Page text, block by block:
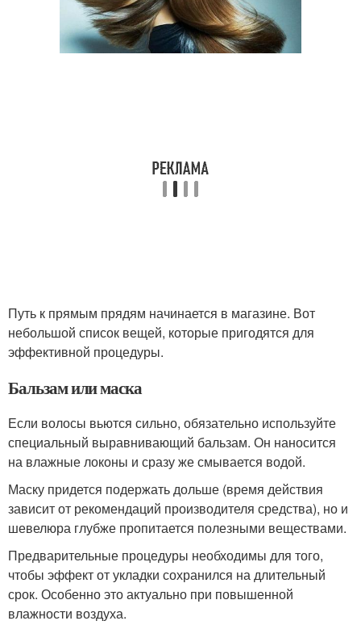
Путь к прямым прядям начинается в магазине. Вот
небольшой список вещей, которые пригодятся для
эффективной процедуры.
Бальзам или маска
Если волосы вьются сильно, обязательно используйте
специальный выравнивающий бальзам. Он наносится
на влажные локоны и сразу же смывается водой.
Маску придется подержать дольше (время действия
зависит от рекомендаций производителя средства), но и
шевелюра глубже пропитается полезными веществами.
Предварительные процедуры необходимы для того,
чтобы эффект от укладки сохранился на длительный
срок. Особенно это актуально при повышенной
влажности воздуха.